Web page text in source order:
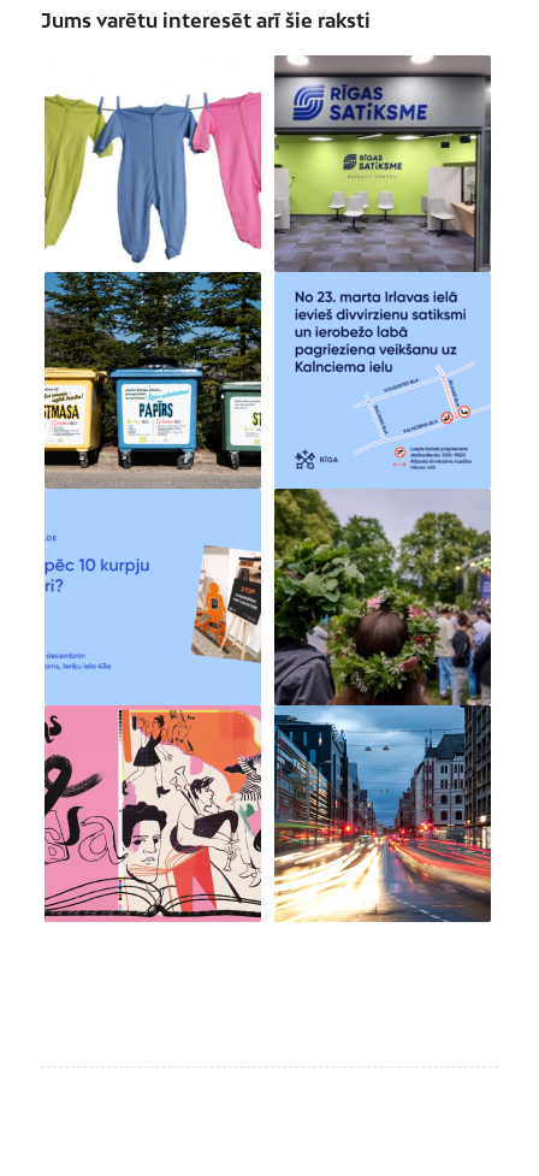
Jums varētu interesēt arī šie raksti